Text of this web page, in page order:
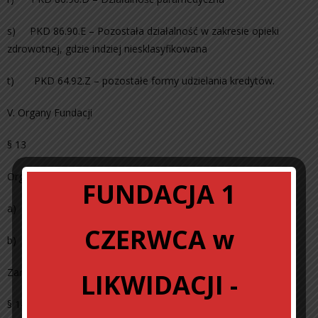
s) PKD 86.90.E – Pozostała działalność w zakresie opieki
zdrowotnej, gdzie indziej niesklasyfikowana
t) PKD 64.92.Z – pozostałe formy udzielania kredytów.
V. Organy Fundacji
§ 13
Organami Fundacji są:
a) Zarząd
b) Rada Fundacji,
Zarząd Fundacji
§ 14
FUNDACJA 1
CZERWCA w
LIKWIDACJI -